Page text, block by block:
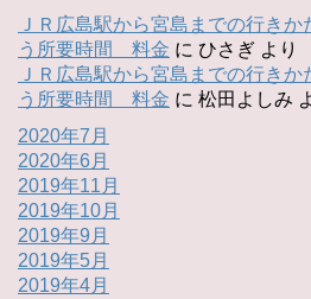
ＪＲ広島駅から宮島までの行き
う所要時間 料金 に ひさぎ より
ＪＲ広島駅から宮島までの行き
う所要時間 料金 に 松田よしみ
2020年7月
2020年6月
2019年11月
2019年10月
2019年9月
2019年5月
2019年4月